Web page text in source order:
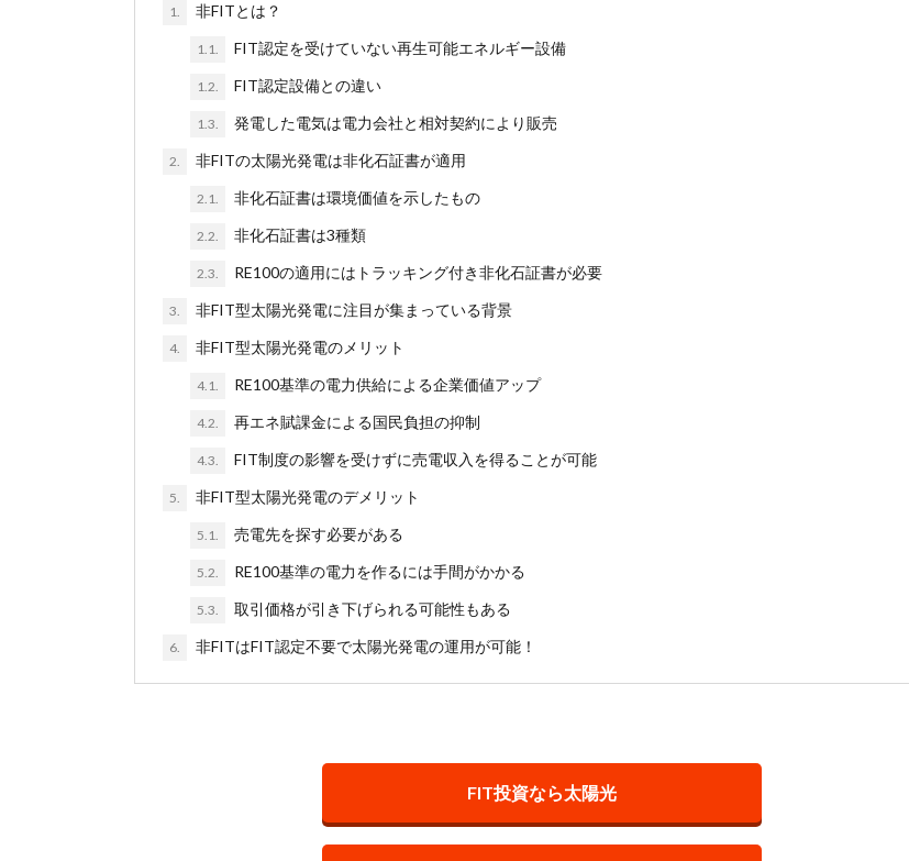
1. 非FITとは？
1.1. FIT認定を受けていない再生可能エネルギー設備
1.2. FIT認定設備との違い
1.3. 発電した電気は電力会社と相対契約により販売
2. 非FITの太陽光発電は非化石証書が適用
2.1. 非化石証書は環境価値を示したもの
2.2. 非化石証書は3種類
2.3. RE100の適用にはトラッキング付き非化石証書が必要
3. 非FIT型太陽光発電に注目が集まっている背景
4. 非FIT型太陽光発電のメリット
4.1. RE100基準の電力供給による企業価値アップ
4.2. 再エネ賦課金による国民負担の抑制
4.3. FIT制度の影響を受けずに売電収入を得ることが可能
5. 非FIT型太陽光発電のデメリット
5.1. 売電先を探す必要がある
5.2. RE100基準の電力を作るには手間がかかる
5.3. 取引価格が引き下げられる可能性もある
6. 非FITはFIT認定不要で太陽光発電の運用が可能！
FIT投資なら太陽光